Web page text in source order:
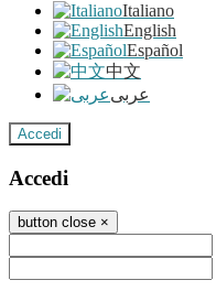
Italiano
English
Español
中文
عربى
Accedi
Accedi
button close ×